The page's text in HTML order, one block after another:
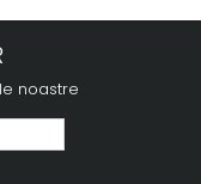
noastre